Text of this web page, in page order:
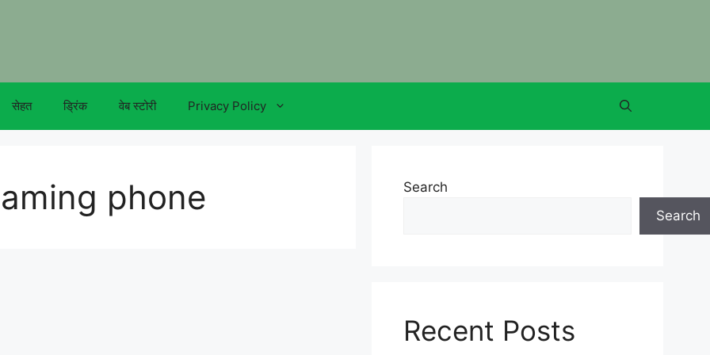
सेहत ड्रिंक वेब स्टोरी Privacy Policy
phone
Search
Search
Recent Posts